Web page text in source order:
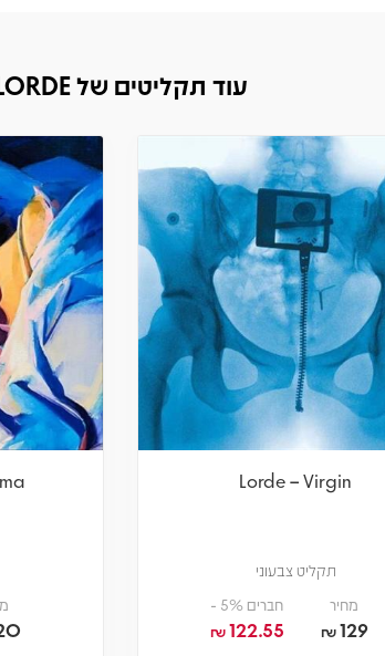
עוד תקליטים של LORDE
Lorde – Virgin
תקליט צבעוני
מחיר
129
₪
חברים 5% -
122.55
₪